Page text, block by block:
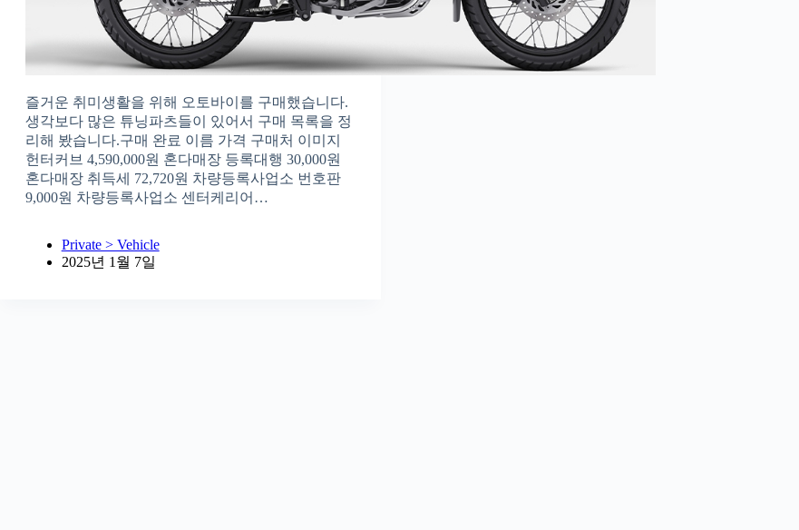
즐거운 취미생활을 위해 오토바이를 구매했습니다.
생각보다 많은 튜닝파츠들이 있어서 구매 목록을 정
리해 봤습니다.구매 완료 이름 가격 구매처 이미지
헌터커브 4,590,000원 혼다매장 등록대행 30,000원
혼다매장 취득세 72,720원 차량등록사업소 번호판
9,000원 차량등록사업소 센터케리어…
Private > Vehicle
2025년 1월 7일